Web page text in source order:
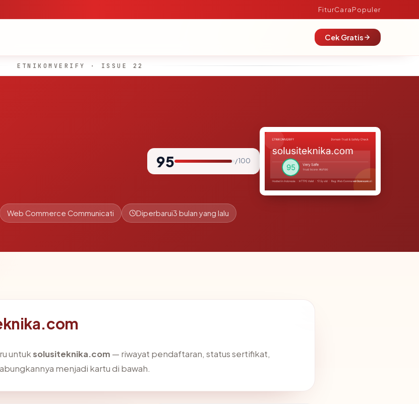
FiturCaraPopuler
Cek Gratis
ETNIKOMVERIFY · ISSUE 22
95 / 100
Web Commerce Communicati Diperbarui3 bulan yang lalu
untuksolusiteknika.com — riwayat pendaftaran, status sertifikat,
menjadi kartu di bawah.